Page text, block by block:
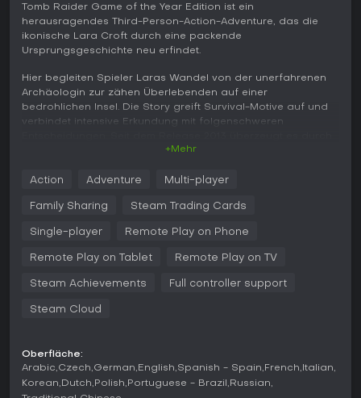
Tomb Raider Game of the Year Edition ist ein
herausragendes Third-Person-Action-Adventure, das die
ikonische Lara Croft durch eine packende
Ursprungsgeschichte neu erfindet.
Hier begleiten Spieler Laras Wandel von der unerfahrenen
Archäologin zur zähen Überlebenden auf einer
bedrohlichen Insel. Die Story greift Survival-Motive auf und
verbindet intensive Erkundung mit folgenschweren
gelungene Mechaniken und emotionale Tiefe - ideal für Fans
Im Kern dreht sich alles um Third-Person-Navigation: Lara
erkundet eine riesige Insel mit versteckten Gräbern und
Nahkämpfe mit Waffen wie Bögen und Schusswaffen, die
zentral und fordern Interaktion mit der Umwelt, etwa durch
wehren muss. Mit Erfahrungspunkten aus Aktivitäten
verbessern Spieler Skills in Stealth, Kampf oder Erkundung.
Die Game of the Year Edition bietet Extra-Inhalte wie die
+Mehr
Action Adventure Multi-player
Family Sharing Steam Trading Cards
Single-player Remote Play on Phone
Remote Play on Tablet Remote Play on TV
Steam Achievements Full controller support
Steam Cloud
Oberfläche:
Arabic Czech German English Spanish - Spain French Italian
Korean Dutch Polish Portuguese - Brazil
Russian